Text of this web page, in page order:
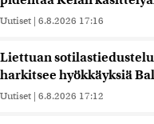
Uutiset | 6.8.2026 17:16
Liettuan
harkitsee hyökkäyksiä
Uutiset | 6.8.2026 17:12